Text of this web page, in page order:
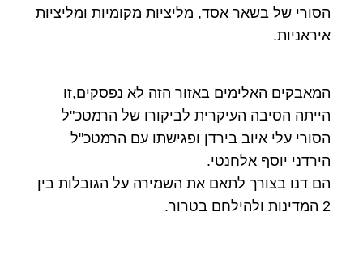
הסורי של בשאר אסד, מליציות מקומיות ומליציות
איראניות.
המאבקים האלימים באזור הזה לא נפסקים,זו
הייתה הסיבה העיקרית לביקורו של הרמטכ"ל
הסורי עלי איוב בירדן ופגישתו עם הרמטכ"ל
הירדני יוסף אלחנטי.
הם דנו בצורך לתאם את השמירה על הגובלות בין
2 המדינות ולהילחם בטרור.